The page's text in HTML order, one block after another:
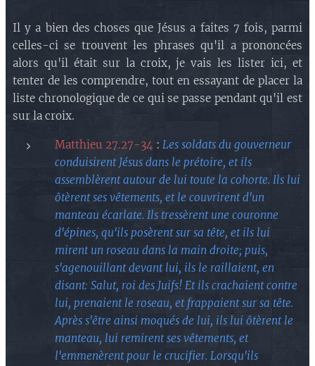
Il y a bien des choses que Jésus a faites 7 fois, parmi
celles-ci se trouvent les phrases qu'il a prononcées
alors qu'il était sur la croix, je vais les lister ici, et
tenter de les comprendre, tout en essayant de placer la
liste chronologique de ce qui se passe pendant qu'il est
sur la croix.
Matthieu 27.27-34 : Les soldats du gouverneur
conduisirent Jésus dans le prétoire, et ils
assemblèrent autour de lui toute la cohorte. Ils lui
ôtèrent ses vêtements, et le couvrirent d'un
manteau écarlate. Ils tressèrent une couronne
d'épines, qu'ils posèrent sur sa tête, et ils lui
mirent un roseau dans la main droite; puis,
s'agenouillant devant lui, ils le raillaient, en
disant: Salut, roi des Juifs! Et ils crachaient contre
lui, prenaient le roseau, et frappaient sur sa tête.
Après s'être ainsi moqués de lui, ils lui ôtèrent le
manteau, lui remirent ses vêtements, et
l'emmenèrent pour le crucifier. Lorsqu'ils